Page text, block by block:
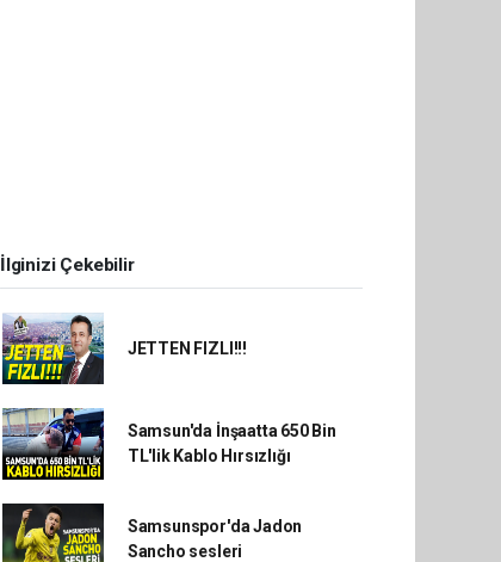
İlginizi Çekebilir
JETTEN FIZLI!!!
Samsun'da İnşaatta 650 Bin
TL'lik Kablo Hırsızlığı
Samsunspor'da Jadon
Sancho sesleri